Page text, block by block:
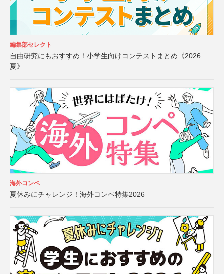
編集部セレクト
自由研究にもおすすめ！小学生向けコンテストまとめ《2026
夏》
海外コンペ
夏休みにチャレンジ！海外コンペ特集2026